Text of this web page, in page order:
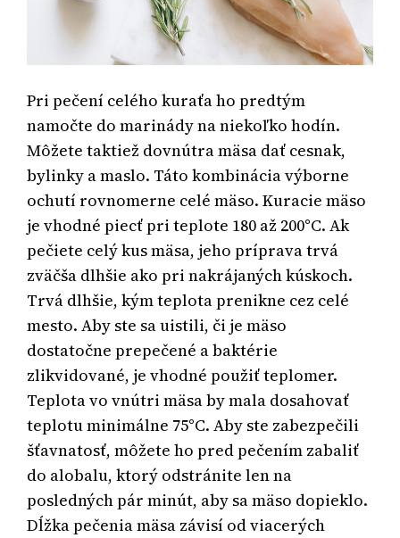
Pri pečení celého kuraťa ho predtým
namočte do marinády na niekoľko hodín.
Môžete taktiež dovnútra mäsa dať cesnak,
bylinky a maslo. Táto kombinácia výborne
ochutí rovnomerne celé mäso. Kuracie mäso
je vhodné piecť pri teplote 180 až 200°C. Ak
pečiete celý kus mäsa, jeho príprava trvá
zväčša dlhšie ako pri nakrájaných kúskoch.
Trvá dlhšie, kým teplota prenikne cez celé
mesto. Aby ste sa uistili, či je mäso
dostatočne prepečené a baktérie
zlikvidované, je vhodné použiť teplomer.
Teplota vo vnútri mäsa by mala dosahovať
teplotu minimálne 75°C. Aby ste zabezpečili
šťavnatosť, môžete ho pred pečením zabaliť
do alobalu, ktorý odstránite len na
posledných pár minút, aby sa mäso dopieklo.
Dĺžka pečenia mäsa závisí od viacerých